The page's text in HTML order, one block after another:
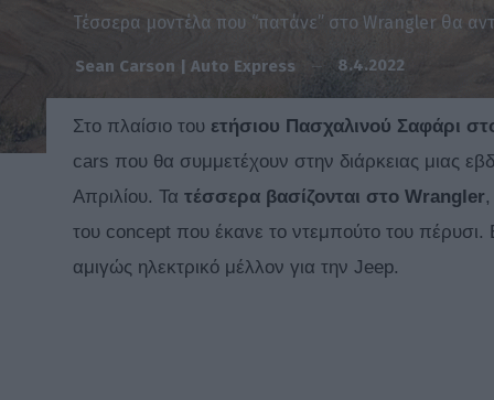
Τέσσερα μοντέλα που “πατάνε” στο Wrangler θα
Sean Carson | Auto Express 8.4.2022
Στο πλαίσιο τoυ ετήσιου Πασχαλινού Σαφάρι
cars που θα συμμετέχουν στην διάρκειας μιας
Απριλίου. Τα τέσσερα βασίζονται στο Wrangler
του concept που έκανε το ντεμπούτο του πέρυσι.
αμιγώς ηλεκτρικό μέλλον για την Jeep.